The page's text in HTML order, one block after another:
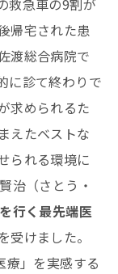
救急車の9割が
帰宅された患
渡総合病院で
に診て終わりで
求められるた
えたベストな
られる環境に
治（さとう・
行く最先端医
受けました。
療」を実感する